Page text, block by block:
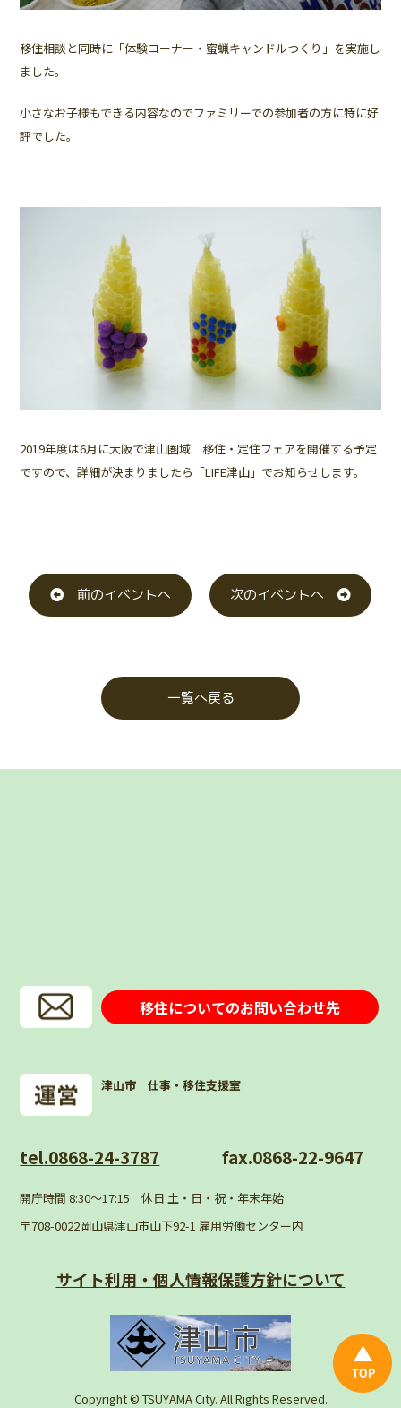
移住相談と同時に「体験コーナー・蜜蝋キャンドルつくり」を実施し
ました。
小さなお子様もできる内容なのでファミリーでの参加者の方に特に好
評でした。
2019年度は6月に大阪で津山圏域 移住・定住フェアを開催する予定
ですので、詳細が決まりましたら「LIFE津山」でお知らせします。
前のイベントへ 次のイベントへ
一覧へ戻る
移住についてのお問い合わせ先
津山市 仕事・移住支援室
tel.0868-24-3787 fax.0868-22-9647
開庁時間 8:30〜17:15 休日 土・日・祝・年末年始
〒708-0022岡山県津山市山下92-1 雇用労働センター内
サイト利用・個人情報保護方針について
Copyright © TSUYAMA City. All Rights Reserved.